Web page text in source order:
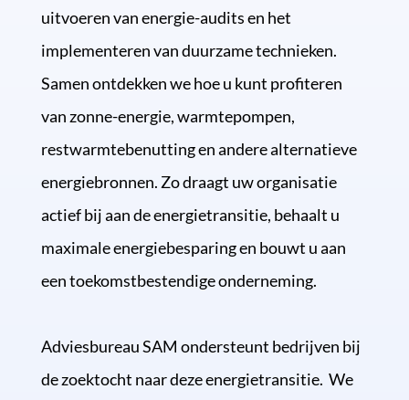
uitvoeren van energie-audits en het
implementeren van duurzame technieken.
Samen ontdekken we hoe u kunt profiteren
van zonne-energie, warmtepompen,
restwarmtebenutting en andere alternatieve
energiebronnen. Zo draagt uw organisatie
actief bij aan de energietransitie, behaalt u
maximale energiebesparing en bouwt u aan
een toekomstbestendige onderneming.
Adviesbureau SAM ondersteunt bedrijven bij
de zoektocht naar deze energietransitie. We